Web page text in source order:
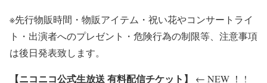
※先⾏物販時間・物販アイテム・祝い花やコンサートライ
ト・出演者へのプレゼント・危険⾏為の制限等、注意事項
は後⽇発表致します。
【ニコニコ公式⽣放送 有料配信チケット】
← NEW ！ !